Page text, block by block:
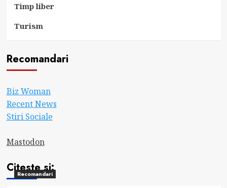
Timp liber
Turism
Recomandari
Biz Woman
Recent News
Stiri Sociale
Mastodon
Citeste si:
Recomandari